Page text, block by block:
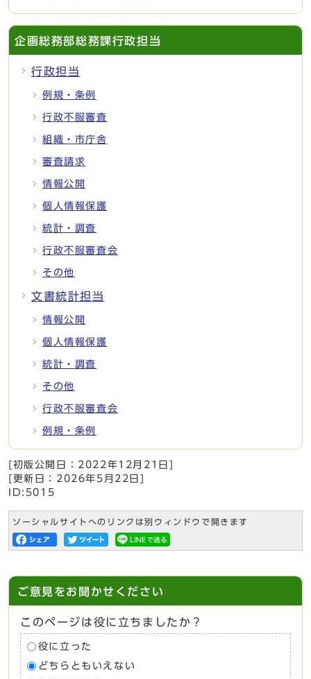
企画総務部総務課行政担当
行政担当
例規・条例
行政不服審査
組織・市庁舎
審査請求
情報公開
個人情報保護
統計・調査
行政不服審査会
その他
文書統計担当
情報公開
個人情報保護
統計・調査
その他
行政不服審査会
例規・条例
[初版公開日： 2022年12月21日
[更新日： 2026年5月22日
ID:5015
ソーシャルサイトへのリンクは別ウィンドウで開きます
ご意見をお聞かせください
このページは役に立ちましたか？
役に立った
どちらともいえない